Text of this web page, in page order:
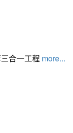
合一工程 more...